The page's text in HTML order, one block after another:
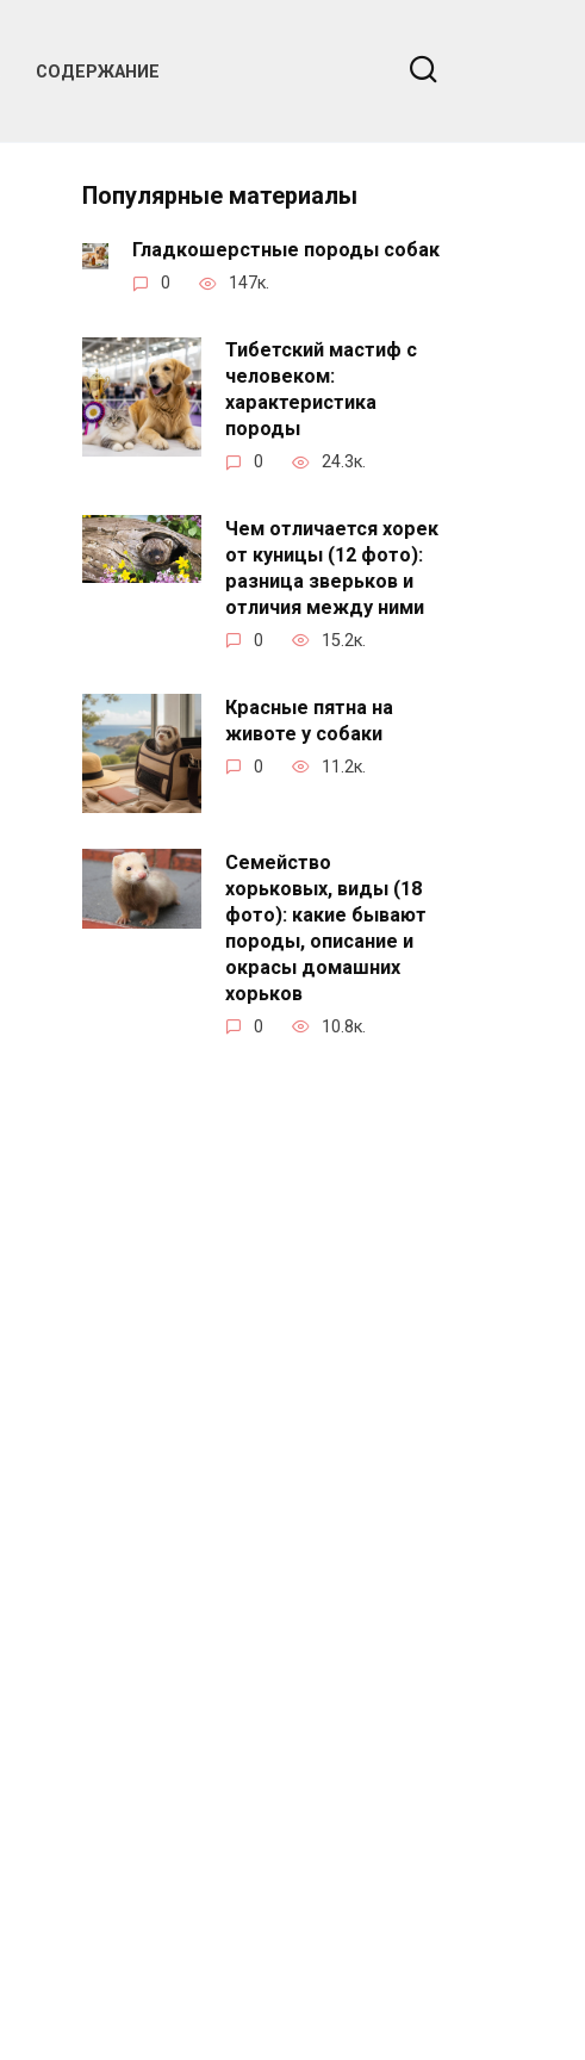
СОДЕРЖАНИЕ
Популярные материалы
Гладкошерстные породы собак
0 147к.
Тибетский мастиф с
человеком:
характеристика
породы
0 24.3к.
Чем отличается хорек
от куницы (12 фото):
разница зверьков и
отличия между ними
0 15.2к.
Красные пятна на
животе у собаки
0 11.2к.
Семейство
хорьковых, виды (18
фото): какие бывают
породы, описание и
окрасы домашних
хорьков
0 10.8к.